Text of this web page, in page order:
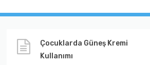
Çocuklarda Güneş Kremi
Kullanımı